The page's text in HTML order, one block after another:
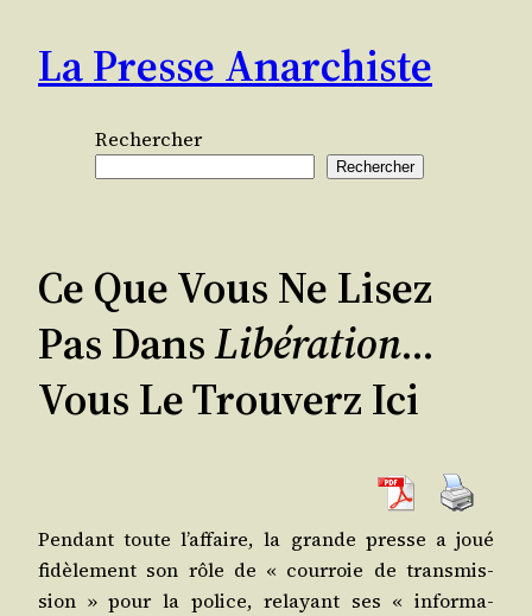
contenu
La Presse Anarchiste
Rechercher
Rechercher
Ce Que Vous Ne Lisez
Pas DansLibération…
Vous Le Trouverz Ici
Pen­dant toute l’af­faire, la grande presse a joué
fidè­le­ment son rôle de « cour­roie de trans­mis­
sion » pour la police, relayant ses « infor­ma­